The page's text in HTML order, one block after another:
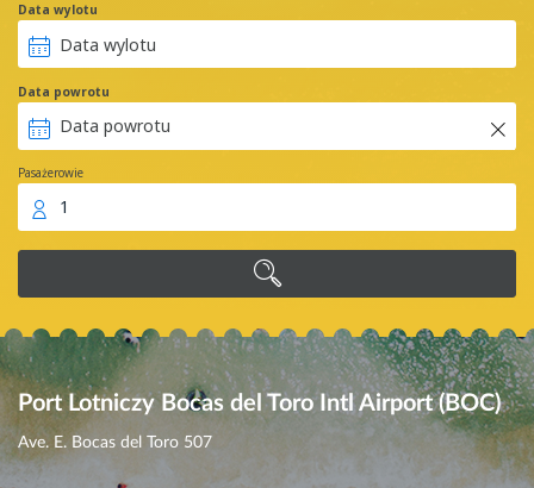
Data wylotu
Data powrotu
Pasażerowie
1
Port Lotniczy Bocas del Toro Intl Airport (BOC)
Ave. E. Bocas del Toro 507